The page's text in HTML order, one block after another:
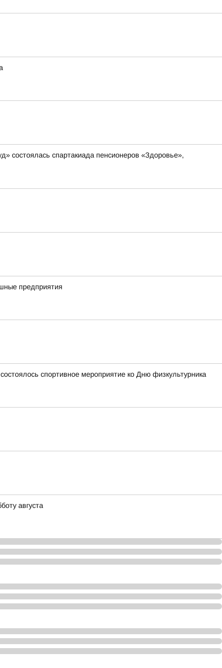
состоялась спартакиада пенсионеров «Здоровье»,
предприятия
спортивное мероприятие ко Дню физкультурника
августа